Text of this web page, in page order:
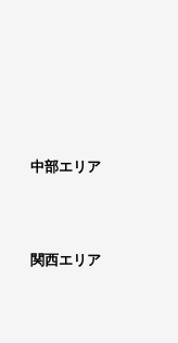
中部エリア
関西エリア